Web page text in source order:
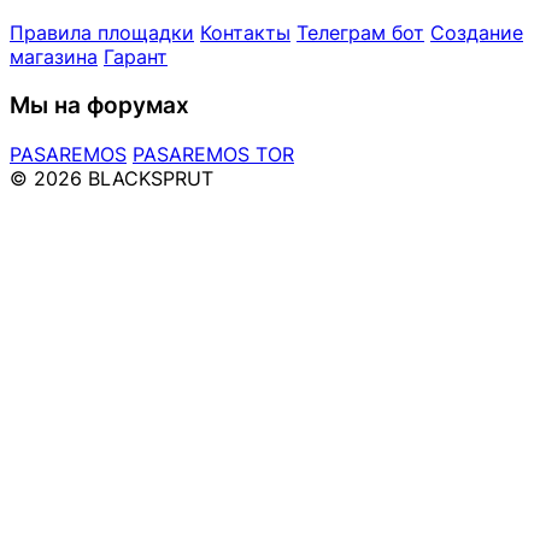
Правила площадки Контакты Телеграм бот Создание
магазина Гарант
Мы на форумах
PASAREMOS PASAREMOS TOR
© 2026 BLACKSPRUT